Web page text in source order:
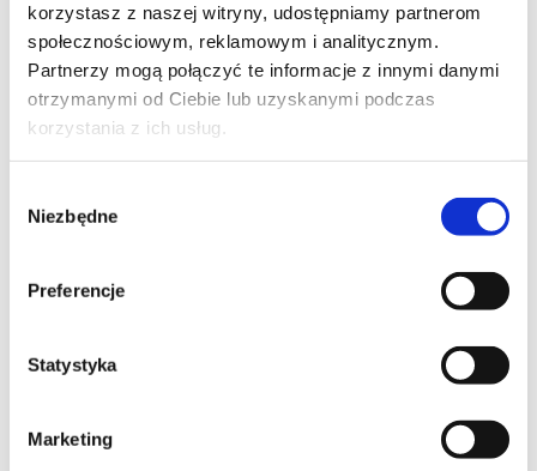
korzystasz z naszej witryny, udostępniamy partnerom
społecznościowym, reklamowym i analitycznym.
Partnerzy mogą połączyć te informacje z innymi danymi
otrzymanymi od Ciebie lub uzyskanymi podczas
korzystania z ich usług.
zgody
Niezbędne
Preferencje
Statystyka
Marketing
Biurko mocne i masywne. Łagodności
na podstawach. Intryguje wkomponowana
w nie czarna wstawka. Również stół